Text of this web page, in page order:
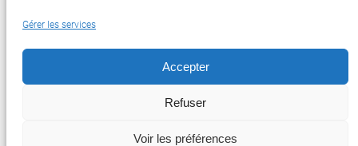
Gérer les services
Accepter
Refuser
Voir les préférences
Réseau & IoT
Conditions Générales de Vente